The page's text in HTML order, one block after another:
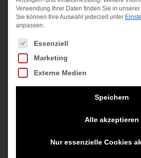
Angebot!
Verwendung Ihrer Daten finden Sie in unserer
Sie können Ihre Auswahl jederzeit unter
anpassen.
Es folgt eine Liste der Service-
Essenziell
Marketing
Externe Medien
Speichern
Alle akzeptieren
Nur essenzielle Cookies